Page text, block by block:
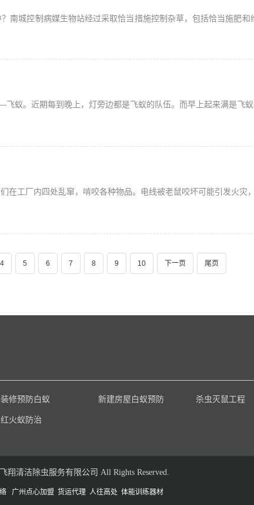
南城控制病媒生物站经过采取恰当措施控制杂草，包括恰当施肥
蚁。近期每到晚上，灯旁边都是飞蚁的队伍。而早上起来满是飞蚁
在工厂内四处乱窜，啃咬各种物品。电线被老鼠咬坏可能引发火灾
4 5 6 7 8 9 10 下一页 尾页
装修预防白蚁 新建房屋白蚁预防 杀虫灭鼠工程
红火蚁防治
翔清洁除虫服务有限公司 All Rights Reserved.
广州点心加盟 货运代理 人往高处 体能训练器材